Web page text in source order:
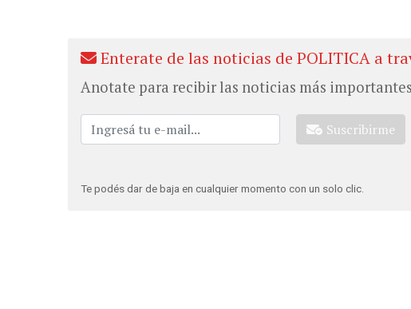
Enterate de las noticias de POLITICA a
Anotate para recibir las noticias más
Suscribirme
Te podés dar de baja en cualquier momento con un solo clic.